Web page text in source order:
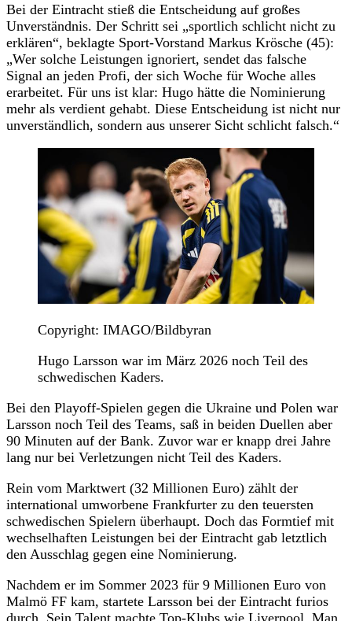
Bei der Eintracht stieß die Entscheidung auf großes
Unverständnis. Der Schritt sei „sportlich schlicht nicht zu
erklären“, beklagte Sport-Vorstand Markus Krösche (45):
„Wer solche Leistungen ignoriert, sendet das falsche
Signal an jeden Profi, der sich Woche für Woche alles
erarbeitet. Für uns ist klar: Hugo hätte die Nominierung
mehr als verdient gehabt. Diese Entscheidung ist nicht nur
unverständlich, sondern aus unserer Sicht schlicht falsch.“
Copyright: IMAGO/Bildbyran
Hugo Larsson war im März 2026 noch Teil des
schwedischen Kaders.
Bei den Playoff-Spielen gegen die Ukraine und Polen war
Larsson noch Teil des Teams, saß in beiden Duellen aber
90 Minuten auf der Bank. Zuvor war er knapp drei Jahre
lang nur bei Verletzungen nicht Teil des Kaders.
Rein vom Marktwert (32 Millionen Euro) zählt der
international umworbene Frankfurter zu den teuersten
schwedischen Spielern überhaupt. Doch das Formtief mit
wechselhaften Leistungen bei der Eintracht gab letztlich
den Ausschlag gegen eine Nominierung.
Nachdem er im Sommer 2023 für 9 Millionen Euro von
Malmö FF kam, startete Larsson bei der Eintracht furios
durch. Sein Talent machte Top-Klubs wie Liverpool, Man